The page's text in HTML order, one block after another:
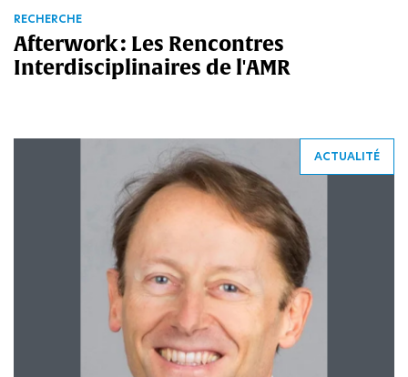
RECHERCHE
Afterwork : Les Rencontres
Interdisciplinaires de l'AMR
ACTUALITÉ